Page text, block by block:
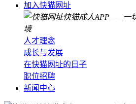
加入快猫网址
人才理念
成长与发展
在快猫网址的日子
职位招聘
新闻中心